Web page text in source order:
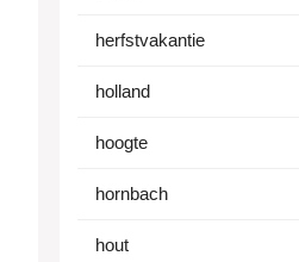
herfstvakantie
holland
hoogte
hornbach
hout